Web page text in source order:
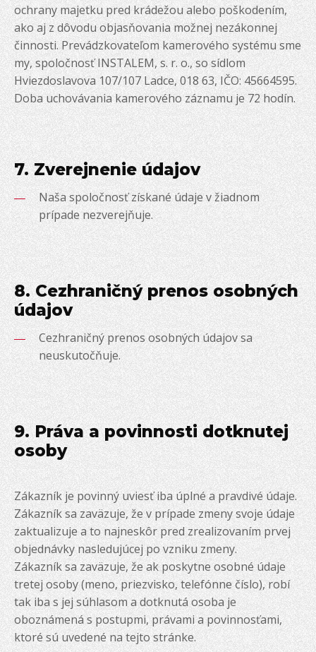
ochrany majetku pred krádežou alebo poškodením,
ako aj z dôvodu objasňovania možnej nezákonnej
činnosti. Prevádzkovateľom kamerového systému sme
my, spoločnosť INSTALEM, s. r. o., so sídlom
Hviezdoslavova 107/107 Ladce, 018 63, IČO: 45664595.
Doba uchovávania kamerového záznamu je 72 hodín.
7. Zverejnenie údajov
Naša spoločnosť získané údaje v žiadnom
prípade nezverejňuje.
8. Cezhraničný prenos osobných
údajov
Cezhraničný prenos osobných údajov sa
neuskutočňuje.
9. Práva a povinnosti dotknutej
osoby
Zákazník je povinný uviesť iba úplné a pravdivé údaje.
Zákazník sa zaväzuje, že v prípade zmeny svoje údaje
zaktualizuje a to najneskôr pred zrealizovaním prvej
objednávky nasledujúcej po vzniku zmeny.
Zákazník sa zaväzuje, že ak poskytne osobné údaje
tretej osoby (meno, priezvisko, telefónne číslo), robí
tak iba s jej súhlasom a dotknutá osoba je
oboznámená s postupmi, právami a povinnosťami,
ktoré sú uvedené na tejto stránke.